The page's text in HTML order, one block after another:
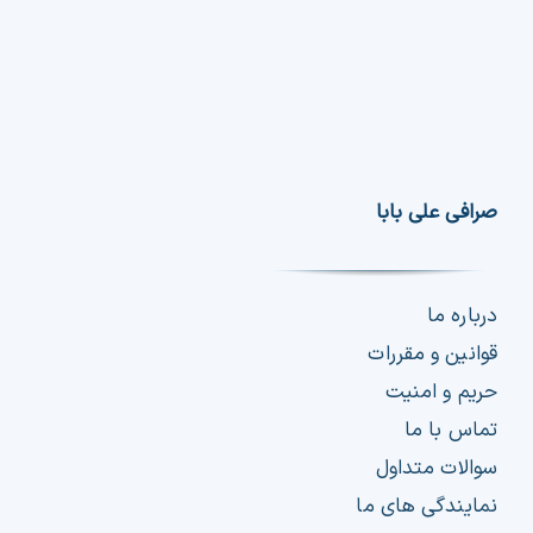
صرافی علی بابا
درباره ما
قوانین و مقررات
حریم و امنیت
تماس با ما
سوالات متداول
نمایندگی های ما